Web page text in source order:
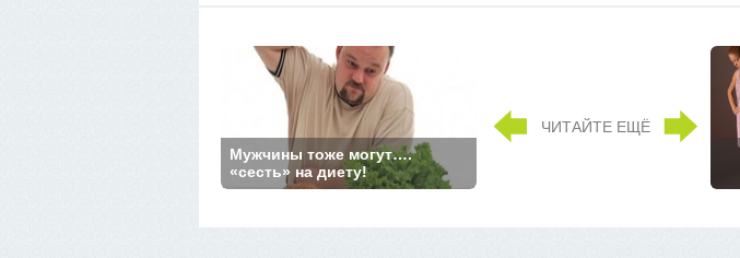
Мужчины тоже могут….
«сесть» на диету!
ЧИТАЙТЕ ЕЩЁ